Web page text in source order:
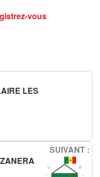
vous
LES
SUIVANT :